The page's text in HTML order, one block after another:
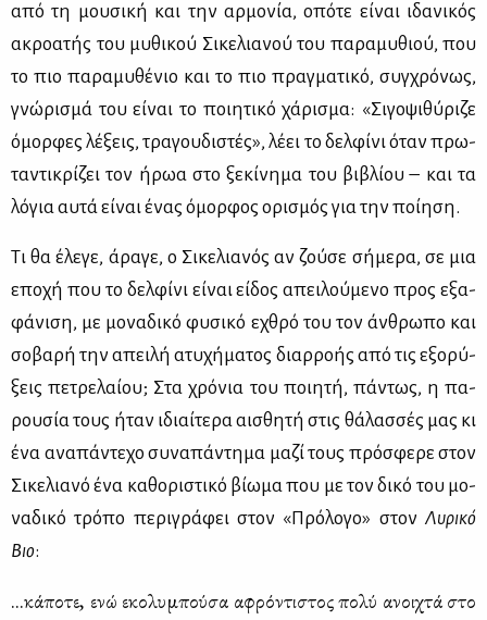
από τη μου­σι­κή και την αρ­μο­νία, οπό­τε εί­ναι ιδα­νι­κός
ακρο­α­τής του μυ­θι­κού Σι­κε­λια­νού του πα­ρα­μυ­θιού, που
το πιο πα­ρα­μυ­θέ­νιο και το πιο πραγ­μα­τι­κό, συγ­χρό­νως,
γνώ­ρι­σμά του εί­ναι το ποι­η­τι­κό χά­ρι­σμα: «Σι­γο­ψι­θύ­ρι­ζε
όμορ­φες λέ­ξεις, τρα­γου­δι­στές», λέ­ει το δελ­φί­νι όταν πρω­
τα­ντι­κρί­ζει τον ήρωα στο ξε­κί­νη­μα του βι­βλί­ου – και τα
λό­για αυ­τά εί­ναι ένας όμορ­φος ορι­σμός για την ποί­η­ση.
Τι θα έλε­γε, άρα­γε, ο Σι­κε­λια­νός αν ζού­σε σή­με­ρα, σε μια
επο­χή που το δελ­φί­νι εί­ναι εί­δος απει­λού­με­νο προς εξα­
φά­νι­ση, με μο­να­δι­κό φυ­σι­κό εχθρό του τον άν­θρω­πο και
σο­βα­ρή την απει­λή ατυ­χή­μα­τος διαρ­ρο­ής από τις εξο­ρύ­
ξεις πε­τρε­λαί­ου; Στα χρό­νια του ποι­η­τή, πά­ντως, η πα­
ρου­σία τους ήταν ιδιαί­τε­ρα αι­σθη­τή στις θά­λασ­σές μας κι
ένα ανα­πά­ντε­χο συ­να­πά­ντη­μα μα­ζί τους πρό­σφε­ρε στον
Σι­κε­λια­νό ένα κα­θο­ρι­στι­κό βί­ω­μα που με τον δι­κό του μο­
να­δι­κό τρό­πο πε­ρι­γρά­φει στον «Πρό­λο­γο» στον Λυ­ρι­κό
Βιο:
...κά­πο­τε, ενώ εκο­λυ­μπού­σα αφρό­ντι­στος πο­λύ ανοι­χτά στο